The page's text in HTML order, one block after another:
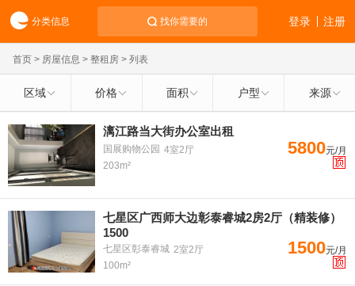
分类信息 找你需要的 注册
登录
首页 > 房屋信息 > 整租房 > 列表
区域 价格 面积 户型 来源
漓江路当大街办公室出租
国展购物公园 4室2厅
203m²
5800元/月
七星区广西师大边彰泰睿城2房2厅（精装修）
1500
七星区彰泰睿城 2室2厅
100m²
1500元/月